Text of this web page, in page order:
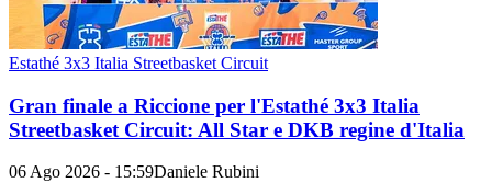
Estathé 3x3 Italia Streetbasket Circuit
Gran finale a Riccione per l'Estathé 3x3 Italia
Streetbasket Circuit: All Star e DKB regine d'Italia
06 Ago 2026 - 15:59Daniele Rubini